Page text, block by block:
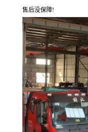
售后没保障!